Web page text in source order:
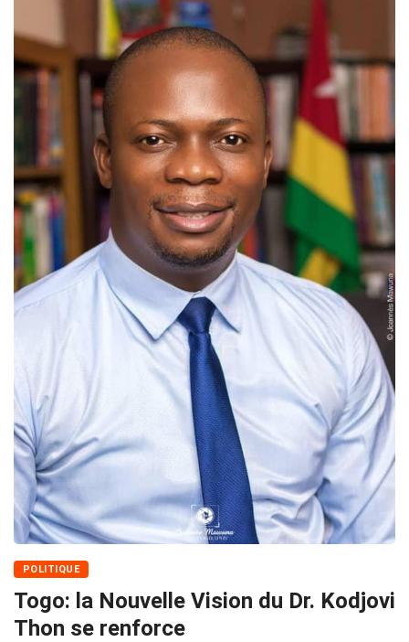
POLITIQUE
Togo: la Nouvelle Vision du Dr. Kodjovi
Thon se renforce